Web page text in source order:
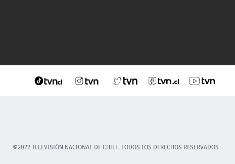
©2022 TELEVISIÓN NACIONAL DE CHILE. TODOS LOS DERECHOS RESERVADOS